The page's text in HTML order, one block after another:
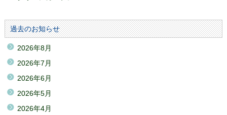
過去のお知らせ
2026年8月
2026年7月
2026年6月
2026年5月
2026年4月